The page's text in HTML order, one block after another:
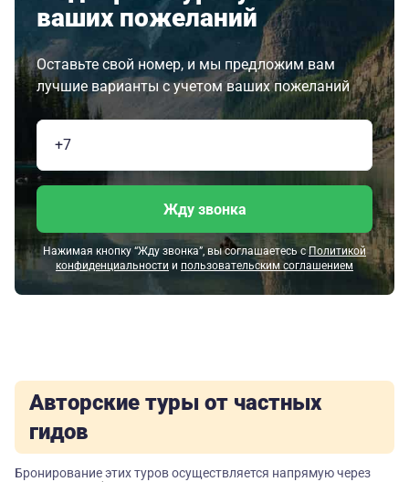
ваших пожеланий
Оставьте свой номер, и мы предложим вам
лучшие варианты с учетом ваших пожеланий
Жду звонка
Нажимая кнопку “Жду звонка”, вы соглашаетесь с Политикой
конфиденциальности и пользовательским соглашением
Авторские туры от частных
гидов
Бронирование этих туров осуществляется напрямую через